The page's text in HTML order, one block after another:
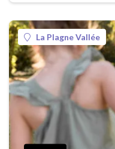
La Plagne Vallée